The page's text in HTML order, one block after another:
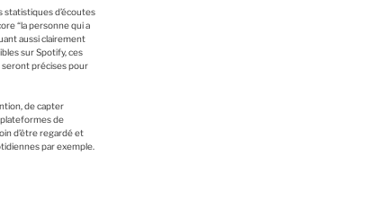
statistiques d’écoutes
“la personne qui a
aussi clairement
sur Spotify, ces
seront précises pour
de capter
plateformes de
d’être regardé et
par exemple.